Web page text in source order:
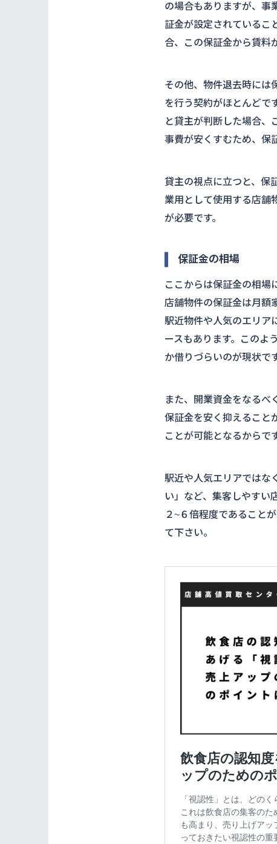
の場合もありますが、事
証金が設定されているこ
合、この保証金から賃料
その他、物件退去時には
を行う契約がほとんどで
と貸主が判断した場合、
事費が安くすむため、保
貸主の視点に立つと、保
業用として使用する店舗
が必要です。
保証金の相場
ここからは保証金の相場
店舗物件の保証金は月額
駅近物件や人気のエリア
ースもあります。このよ
か借りづらいのが現状です
また、開業資金をなるべ
保証金を安く抑えること
ことが可能となるからです
駅近や人気エリアではな
い」など、集客しやすい
２~６倍程度であること
て下さい。